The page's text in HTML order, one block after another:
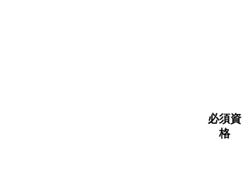
必須資
格